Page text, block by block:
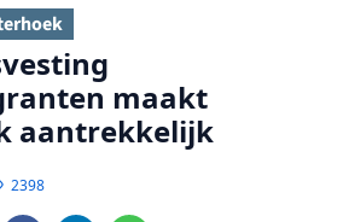
maakt
aantrekkelijk
2398